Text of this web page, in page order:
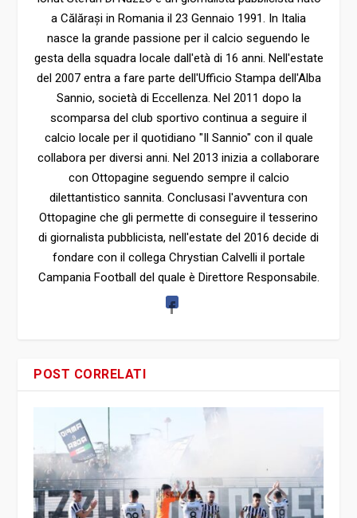
a Călărași in Romania il 23 Gennaio 1991. In Italia
nasce la grande passione per il calcio seguendo le
gesta della squadra locale dall'età di 16 anni. Nell'estate
del 2007 entra a fare parte dell'Ufficio Stampa dell'Alba
Sannio, società di Eccellenza. Nel 2011 dopo la
scomparsa del club sportivo continua a seguire il
calcio locale per il quotidiano "Il Sannio" con il quale
collabora per diversi anni. Nel 2013 inizia a collaborare
con Ottopagine seguendo sempre il calcio
dilettantistico sannita. Conclusasi l'avventura con
Ottopagine che gli permette di conseguire il tesserino
di giornalista pubblicista, nell'estate del 2016 decide di
fondare con il collega Chrystian Calvelli il portale
Campania Football del quale è Direttore Responsabile.
POST CORRELATI